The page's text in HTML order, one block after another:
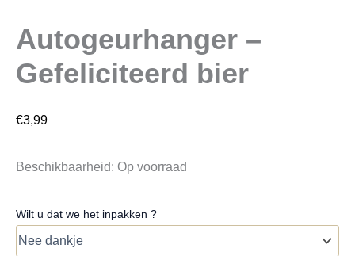
Autogeurhanger –
Gefeliciteerd bier
€3,99
Beschikbaarheid: Op voorraad
Wilt u dat we het inpakken ?